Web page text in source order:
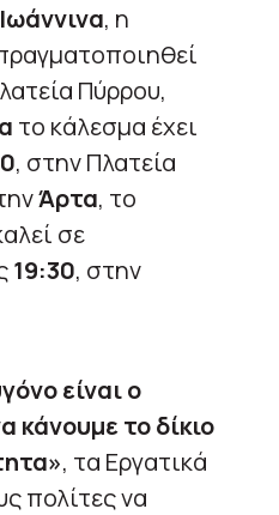
Ιωάννινα, η
Πύρρου,
το κάλεσμα έχει
, στην Πλατεία
Άρτα, το
σε
19:30, στην
είναι ο
κάνουμε το δίκιο
, τα Εργατικά
πολίτες να